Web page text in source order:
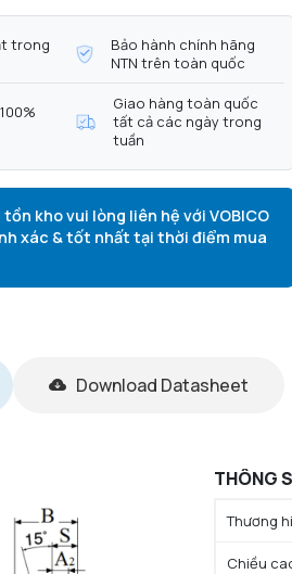
trong
Bảo hành chính hãng
NTN trên toàn quốc
Giao hàng toàn quốc
tất cả các ngày trong
tuần
kho vui lòng liên hệ với VOBICO
xác & tốt nhất tại thời điểm mua
Download Datasheet
THÔNG
Thương
Chiều